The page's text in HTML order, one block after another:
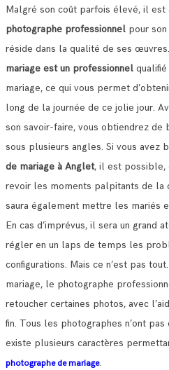
Malgré son coût parfois élevé, il est
photographe professionnel pour
réside dans la qualité de ses œuvres.
mariage est un professionnel
mariage, ce qui vous permet
long de la journée de ce jolie jour.
son savoir-faire, vous obtiendrez
sous plusieurs angles. Si vous avez
de mariage à Anglet, il est possible,
revoir les moments palpitants de la
saura également mettre les mariés
En cas d’imprévus, il sera un grand
régler en un laps de temps les
configurations. Mais ce n’est pas
mariage, le photographe
retoucher certaines photos, avec
fin. Tous les photographes n’ont
existe plusieurs caractères
photographe de mariage.